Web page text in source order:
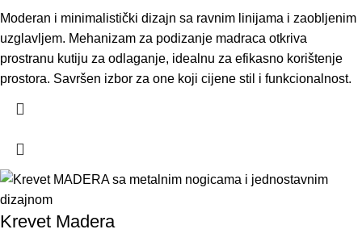
Moderan i minimalistički dizajn sa ravnim linijama i zaobljenim
uzglavljem. Mehanizam za podizanje madraca otkriva
prostranu kutiju za odlaganje, idealnu za efikasno korištenje
prostora. Savršen izbor za one koji cijene stil i funkcionalnost.
Krevet Madera